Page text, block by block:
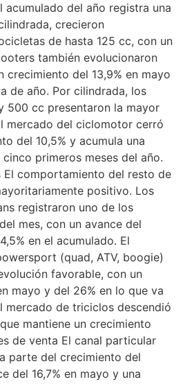
acumulado del año registra una
crecieron
de hasta 125 cc, con un
también evolucionaron
crecimiento del 13,9% en mayo
de año. Por cilindrada, los
500 cc presentaron la mayor
mercado del ciclomotor cerró
del 10,5% y acumula una
cinco primeros meses del año.
El comportamiento del resto de
positivo. Los
registraron uno de los
mes, con un avance del
en el acumulado. El
(quad, ATV, boogie)
favorable, con un
mayo y del 26% en lo que va
mercado de triciclos descendió
mantiene un crecimiento
de venta El canal particular
parte del crecimiento del
del 16,7% en mayo y una